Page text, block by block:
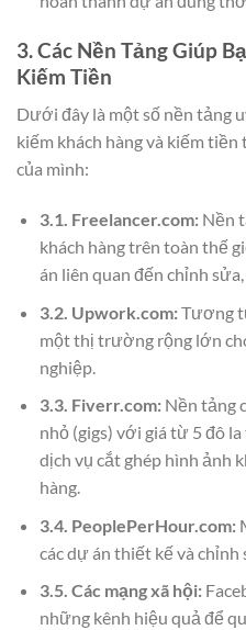
3. Các Nền Tảng Giúp
Kiếm Tiền
Dưới đây là một số nền tảng
kiếm khách hàng và kiếm
của mình:
3.1. Freelancer.com:Nền
khách hàng trên toàn thế
án liên quan đến chỉnh
3.2. Upwork.com:Tương
một thị trường rộng lớn
nghiệp.
3.3. Fiverr.com:Nền tảng
nhỏ (gigs) với giá từ 5 đô
dịch vụ cắt ghép hình ảnh
hàng.
3.4. PeoplePerHour.com:
các dự án thiết kế và chỉnh
3.5. Các mạng xã hội:
những kênh hiệu quả để